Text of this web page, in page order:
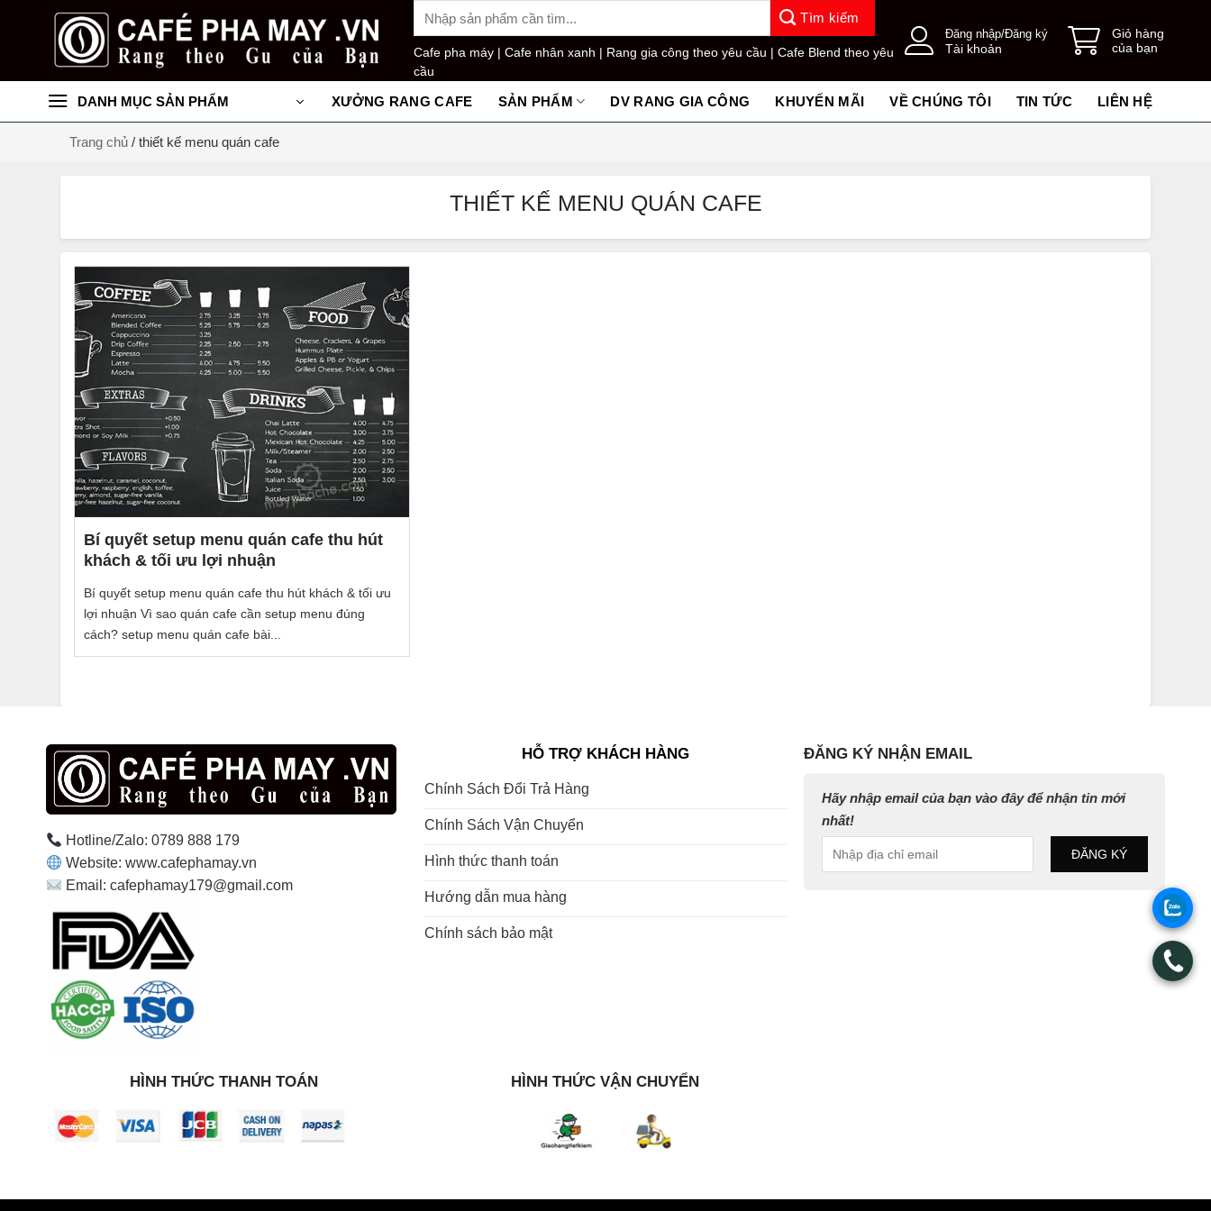
dung
kiếm:
Tìm kiếm
Cafe pha máy | Cafe nhân xanh | Rang gia công theo yêu cầu | Cafe Blend theo yêu
cầu
Đăng nhập/Đăng ký
Tài khoản
Giỏ hàng
của bạn
DANH MỤC SẢN PHẨM XƯỞNG RANG CAFE SẢN PHẨM DV RANG GIA CÔNG KHUYẾN MÃI VỀ CHÚNG TÔI TIN TỨC LIÊN HỆ
Trang chủ / thiết kế menu quán cafe
THIẾT KẾ MENU QUÁN CAFE
Bí quyết setup menu quán cafe thu hút
khách & tối ưu lợi nhuận
Bí quyết setup menu quán cafe thu hút khách & tối ưu
lợi nhuận Vì sao quán cafe cần setup menu đúng
cách? setup menu quán cafe bài...
Hotline/Zalo: 0789 888 179
Website: www.cafephamay.vn
Email: cafephamay179@gmail.com
HỖ TRỢ KHÁCH HÀNG
Chính Sách Đổi Trả Hàng
Chính Sách Vận Chuyển
Hình thức thanh toán
Hướng dẫn mua hàng
Chính sách bảo mật
ĐĂNG KÝ NHẬN EMAIL
Hãy nhập email của bạn vào đây để nhận tin mới
nhất!
HÌNH THỨC THANH TOÁN HÌNH THỨC VẬN CHUYỂN
.
.